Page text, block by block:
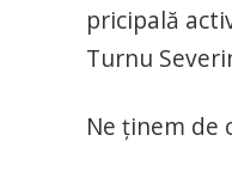
pricipală
Turnu
Ne ținem de